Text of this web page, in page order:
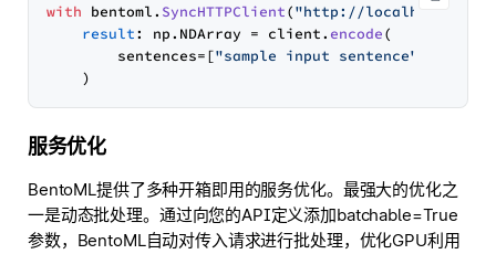
with bentoml. SyncHTTPClient("http://
result: np. NDArray = client. encode(
        sentences=[
"sample input sentence"
服务优化
BentoML提供了多种开箱即用的服务优化。最强大的优化之
一是动态批处理。通过向您的API定义添加batchable=True
参数，BentoML自动对传入请求进行批处理，优化GPU利用